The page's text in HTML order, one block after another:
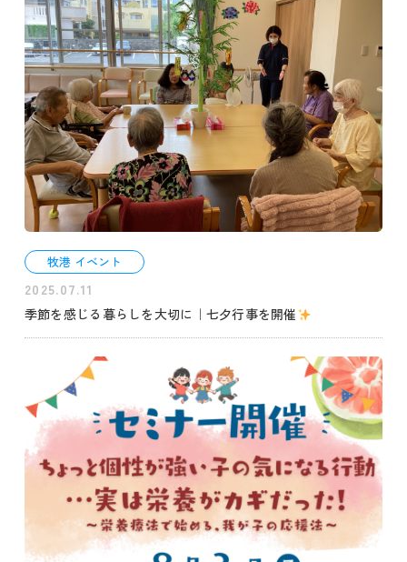
牧港 イベント
2025.07.11
季節を感じる暮らしを大切に｜七夕行事を開催